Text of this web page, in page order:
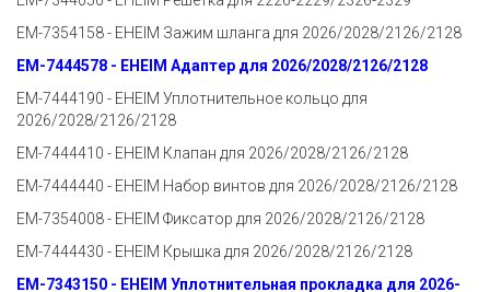
EM-7354158 - EHEIM Зажим шланга для 2026/2028/2126/2128
EM-7444578 - EHEIM Адаптер для 2026/2028/2126/2128
EM-7444190 - EHEIM Уплотнительное кольцо для
2026/2028/2126/2128
EM-7444410 - EHEIM Клапан для 2026/2028/2126/2128
EM-7444440 - EHEIM Набор винтов для 2026/2028/2126/2128
EM-7354008 - EHEIM Фиксатор для 2026/2028/2126/2128
EM-7444430 - EHEIM Крышка для 2026/2028/2126/2128
EM-7343150 - EHEIM Уплотнительная прокладка для 2026-